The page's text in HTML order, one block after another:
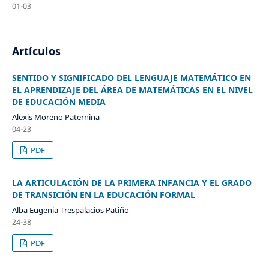
01-03
Artículos
SENTIDO Y SIGNIFICADO DEL LENGUAJE MATEMÁTICO EN
EL APRENDIZAJE DEL ÁREA DE MATEMÁTICAS EN EL NIVEL
DE EDUCACIÓN MEDIA
Alexis Moreno Paternina
04-23
PDF
LA ARTICULACIÓN DE LA PRIMERA INFANCIA Y EL GRADO
DE TRANSICIÓN EN LA EDUCACIÓN FORMAL
Alba Eugenia Trespalacios Patiño
24-38
PDF